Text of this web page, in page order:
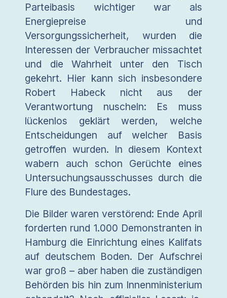
Parteibasis wichtiger war als
Energiepreise und
Versorgungssicherheit, wurden die
Interessen der Verbraucher missachtet
und die Wahrheit unter den Tisch
gekehrt. Hier kann sich insbesondere
Robert Habeck nicht aus der
Verantwortung nuscheln: Es muss
lückenlos geklärt werden, welche
Entscheidungen auf welcher Basis
getroffen wurden. In diesem Kontext
wabern auch schon Gerüchte eines
Untersuchungsausschusses durch die
Flure des Bundestages.
Die Bilder waren verstörend: Ende April
forderten rund 1.000 Demonstranten in
Hamburg die Einrichtung eines Kalifats
auf deutschem Boden. Der Aufschrei
war groß – aber haben die zuständigen
Behörden bis hin zum Innenministerium